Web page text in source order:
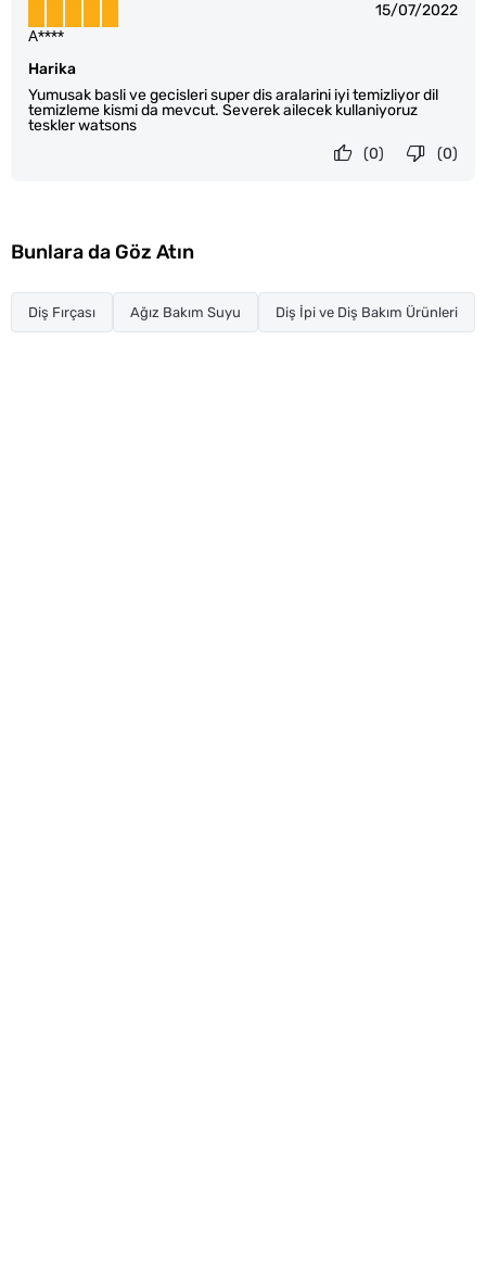
15/07/2022
Harika
Yumusak basli ve gecisleri super dis aralarini iyi temizliyor dil
temizleme kismi da mevcut. Severek ailecek kullaniyoruz
teskler watsons
A****
(0)
(0)
Bunlara da Göz Atın
Diş Fırçası Ağız Bakım Suyu Diş İpi ve Diş Bakım Ürünleri